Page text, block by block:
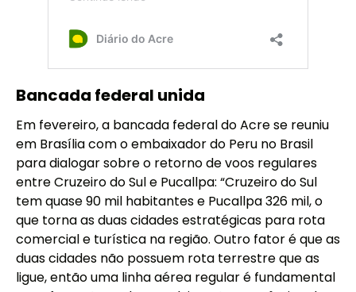
Bancada federal unida
Em fevereiro, a bancada federal do Acre se reuniu
em Brasília com o embaixador do Peru no Brasil
para dialogar sobre o retorno de voos regulares
entre Cruzeiro do Sul e Pucallpa: “Cruzeiro do Sul
tem quase 90 mil habitantes e Pucallpa 326 mil, o
que torna as duas cidades estratégicas para rota
comercial e turística na região. Outro fator é que as
duas cidades não possuem rota terrestre que as
ligue, então uma linha aérea regular é fundamental